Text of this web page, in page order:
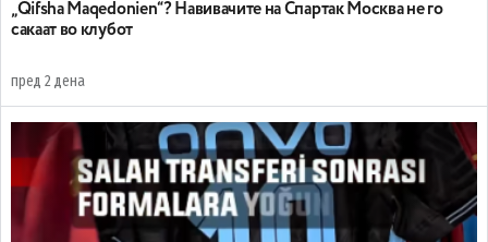
„Qifsha Maqedonien“? Навивачите на Спартак Москва не го
сакаат во клубот
пред 2 дена